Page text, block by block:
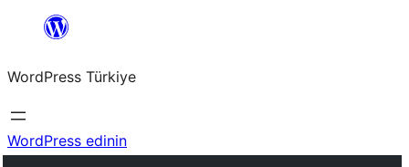
İçeriğe
WordPress Türkiye
WordPress edinin